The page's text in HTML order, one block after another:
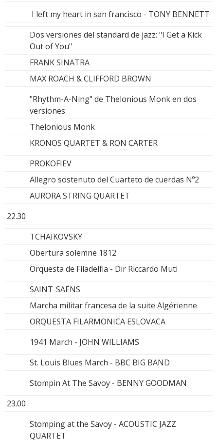
I left my heart in san francisco - TONY BENNETT
Dos versiones del standard de jazz: "I Get a Kick
Out of You"
FRANK SINATRA
MAX ROACH & CLIFFORD BROWN
"Rhythm-A-Ning" de Thelonious Monk en dos
versiones
Thelonious Monk
KRONOS QUARTET & RON CARTER
PROKOFIEV
Allegro sostenuto del Cuarteto de cuerdas Nº2
AURORA STRING QUARTET
22.30
TCHAIKOVSKY
Obertura solemne 1812
Orquesta de Filadelfia - Dir Riccardo Muti
SAINT-SAËNS
Marcha militar francesa de la suite Algérienne
ORQUESTA FILARMONICA ESLOVACA
1941 March - JOHN WILLIAMS
St. Louis Blues March - BBC BIG BAND
Stompin At The Savoy - BENNY GOODMAN
23.00
Stomping at the Savoy - ACOUSTIC JAZZ
QUARTET